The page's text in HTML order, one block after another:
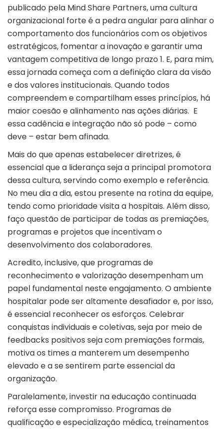
publicado pela Mind Share Partners, uma cultura
organizacional forte é a pedra angular para alinhar o
comportamento dos funcionários com os objetivos
estratégicos, fomentar a inovação e garantir uma
vantagem competitiva de longo prazo 1. E, para mim,
essa jornada começa com a definição clara da visão
e dos valores institucionais. Quando todos
compreendem e compartilham esses princípios, há
maior coesão e alinhamento nas ações diárias. E
essa cadência e integração não só pode – como
deve – estar bem afinada.
Mais do que apenas estabelecer diretrizes, é
essencial que a liderança seja a principal promotora
dessa cultura, servindo como exemplo e referência.
No meu dia a dia, estou presente na rotina da equipe,
tendo como prioridade visita a hospitais. Além disso,
faço questão de participar de todas as premiações,
programas e projetos que incentivam o
desenvolvimento dos colaboradores.
Acredito, inclusive, que programas de
reconhecimento e valorização desempenham um
papel fundamental neste engajamento. O ambiente
hospitalar pode ser altamente desafiador e, por isso,
é essencial reconhecer os esforços. Celebrar
conquistas individuais e coletivas, seja por meio de
feedbacks positivos seja com premiações formais,
motiva os times a manterem um desempenho
elevado e a se sentirem parte essencial da
organização.
Paralelamente, investir na educação continuada
reforça esse compromisso. Programas de
qualificação e especialização médica, treinamentos